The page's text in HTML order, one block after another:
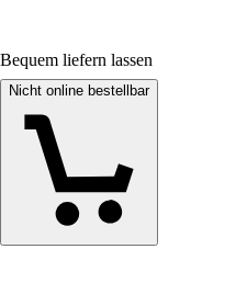
Bequem liefern lassen
Nicht online bestellbar